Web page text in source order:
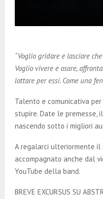
“Voglio gridare e lasciare
Voglio vivere e osare,
lottare per essi. Come una
Talento e comunicativa
stupire. Date le
nascendo sotto i migliori
A regalarci ulteriormente il
accompagnato anche dal
YouTube della band.
BREVE EXCURSUS SU